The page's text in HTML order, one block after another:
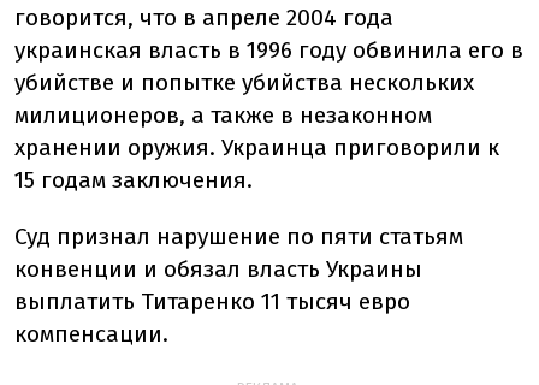
говорится, что в апреле 2004 года
украинская власть в 1996 году обвинила его в
убийстве и попытке убийства нескольких
милиционеров, а также в незаконном
хранении оружия. Украинца приговорили к
15 годам заключения.
Суд признал нарушение по пяти статьям
конвенции и обязал власть Украины
выплатить Титаренко 11 тысяч евро
компенсации.